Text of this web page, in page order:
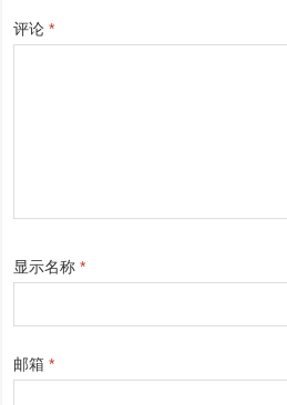
评论*
显示名称*
邮箱*